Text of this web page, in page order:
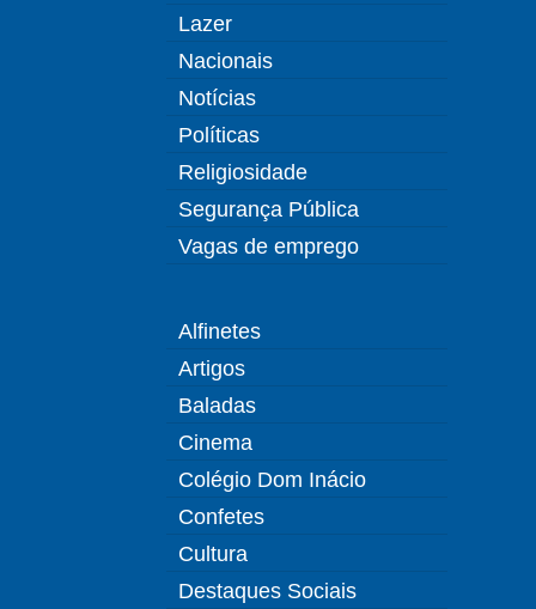
Lazer
Nacionais
Notícias
Políticas
Religiosidade
Segurança Pública
Vagas de emprego
Alfinetes
Artigos
Baladas
Cinema
Colégio Dom Inácio
Confetes
Cultura
Destaques Sociais